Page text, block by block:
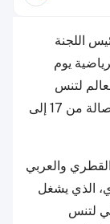
اللجنة
يوم
لتنس
الطاولة الدوحة 2025، المقرر إقامتها في الصالة من 17 إلى
والعربي
الذي يشغل
لتنس